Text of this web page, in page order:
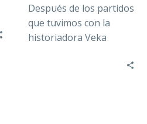
Después de los partidos
que tuvimos con la
historiadora Veka
Aníbal Santiago, ahora